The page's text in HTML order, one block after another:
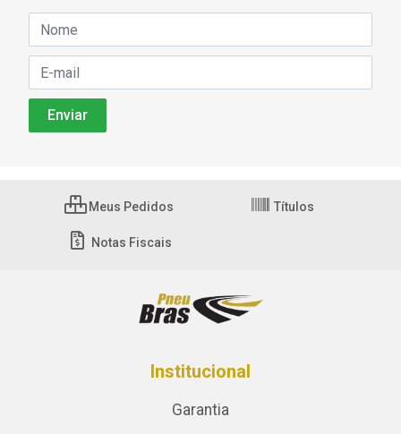
Meus Pedidos Títulos
Notas Fiscais
Institucional
Garantia